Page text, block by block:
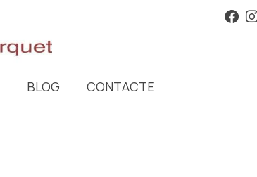
BLOG CONTACTE